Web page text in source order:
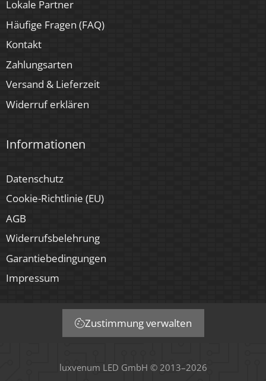
Lokale Partner
Häufige Fragen (FAQ)
Kontakt
Zahlungsarten
Versand & Lieferzeit
Widerruf erklären
Informationen
Datenschutz
Cookie-Richtlinie (EU)
AGB
Widerrufsbelehrung
Garantiebedingungen
Impressum
Zustimmung verwalten
luxvenum LED GmbH © 2013–2026